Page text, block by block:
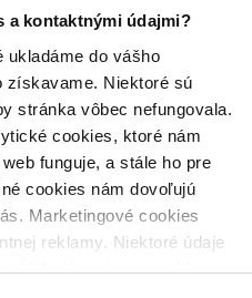
a kontaktnými údajmi?
ukladáme do vášho
získavame. Niektoré sú
stránka vôbec nefungovala.
cookies, ktoré nám
funguje, a stále ho pre
cookies nám dovoľujú
Marketingové cookies
reklamy. Niektoré údaje
Veľmi by nám pomohlo,